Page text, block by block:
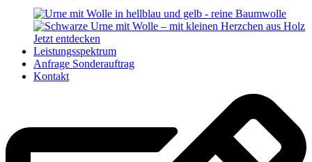
Jetzt entdecken
Leistungsspektrum
Anfrage Sonderauftrag
Kontakt